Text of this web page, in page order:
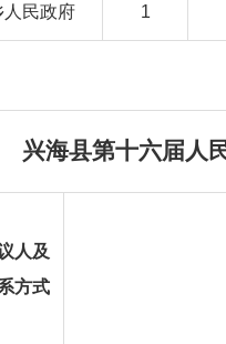
人民政府 1
兴海县第十六届人
人及
方式